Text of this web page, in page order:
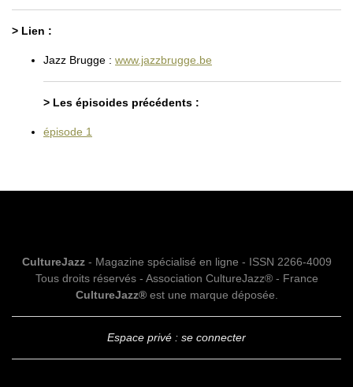
> Lien :
Jazz Brugge : www.jazzbrugge.be
> Les épisoides précédents :
épisode 1
CultureJazz- Magazine spécialisé en ligne - ISSN 2266-4009
Tous droits réservés - Association CultureJazz® - France
CultureJazz®est une marque déposée.
Espace privé : se connecter